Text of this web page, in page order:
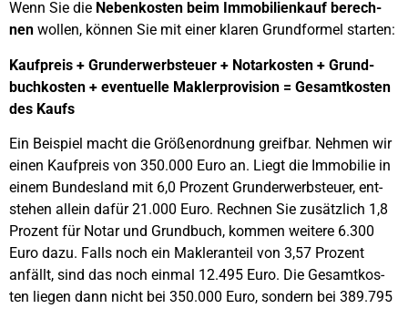
Wenn Sie die Neben­kos­ten beim Immo­bi­li­en­kauf berech­
nen wol­len, kön­nen Sie mit einer kla­ren Grund­for­mel star­ten:
Kauf­preis + Grund­er­werb­steu­er + Notar­kos­ten + Grund­
buch­kos­ten + even­tu­el­le Mak­ler­pro­vi­si­on = Gesamt­kos­ten
des Kaufs
Ein Bei­spiel macht die Grö­ßen­ord­nung greif­bar. Neh­men wir
einen Kauf­preis von 350.000 Euro an. Liegt die Immo­bi­lie in
einem Bun­des­land mit 6,0 Pro­zent Grund­er­werb­steu­er, ent­
ste­hen allein dafür 21.000 Euro. Rech­nen Sie zusätz­lich 1,8
Pro­zent für Notar und Grund­buch, kom­men wei­te­re 6.300
Euro dazu. Falls noch ein Mak­ler­an­teil von 3,57 Pro­zent
anfällt, sind das noch ein­mal 12.495 Euro. Die Gesamt­kos­
ten lie­gen dann nicht bei 350.000 Euro, son­dern bei 389.795